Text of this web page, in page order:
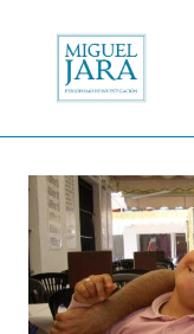
contenido